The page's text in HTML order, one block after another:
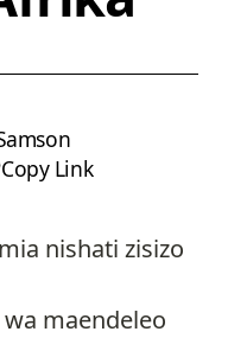
Copy Link
nishati zisizo
maendeleo